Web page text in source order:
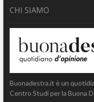
CHI SIAMO
Buonadestra.it è un
Centro Studi per la Buona